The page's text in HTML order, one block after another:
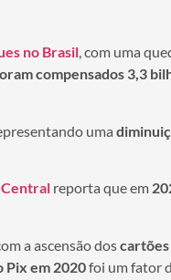
no Brasil, com uma
compensados 3,3
uma
Central reporta que em
a ascensão dos
Pix em 2020foi um fator